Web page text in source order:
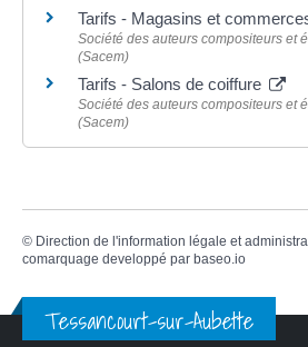
Tarifs - Magasins et
Société des auteurs compositeurs et
(Sacem)
Tarifs - Salons de coiffure
Société des auteurs compositeurs et
(Sacem)
© Direction de l'information légale et
comarquage developpé par baseo.io
Tessancourt-sur-Aubette